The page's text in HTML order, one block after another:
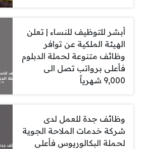
أبشر للتوظيف للنساء | تعلن
الهيئة الملكية عن توافر
وظائف متنوعة لحملة الدبلوم
فأعلى برواتب تصل الى
9,000 شهرياً
وظائف جدة للعمل لدى
شركة خدمات الملاحة الجوية
لحملة البكالوريوس فأعلى